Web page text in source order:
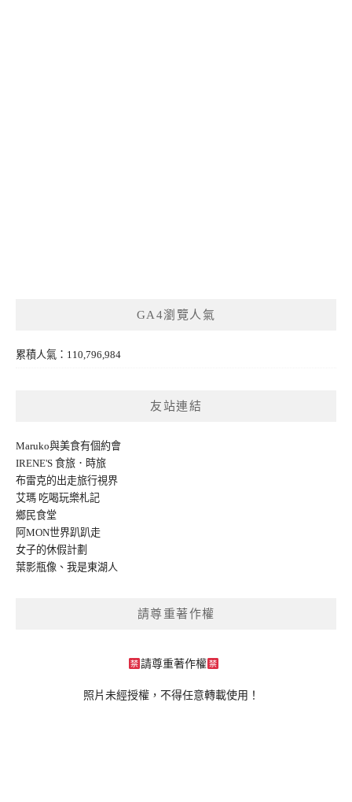
GA4瀏覽人氣
累積人氣：110,796,984
友站連結
Maruko與美食有個約會
IRENE'S 食旅．時旅
布雷克的出走旅行視界
艾瑪 吃喝玩樂札記
鄉民食堂
阿MON世界趴趴走
女子的休假計劃
葉影瓶像 、 我是東湖人
請尊重著作權
請尊重著作權
照片未經授權，不得任意轉載使用！